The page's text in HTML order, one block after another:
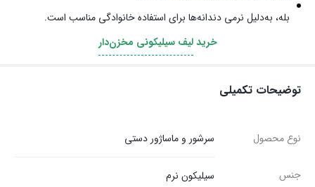
بله، به‌دلیل نرمی دندانه‌ها برای استفاده خانوادگی مناسب است.
خریدلیف سیلیکونی مخزن‌دار
توضیحات تکمیلی
نوع محصول سرشور و ماساژور دستی
جنس سیلیکون نرم